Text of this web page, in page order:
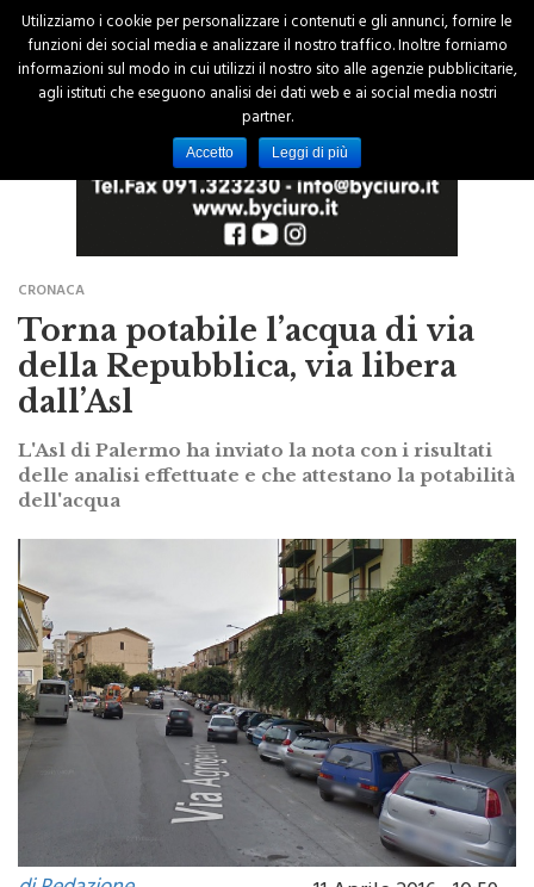
CRONACA
Torna potabile l’acqua di via
della Repubblica, via libera
dall’Asl
L'Asl di Palermo ha inviato la nota con i risultati
delle analisi effettuate e che attestano la potabilità
dell'acqua
di Redazione
11 Aprile 2016 - 10:59
Utilizziamo i cookie per personalizzare i contenuti e gli annunci, fornire le
funzioni dei social media e analizzare il nostro traffico. Inoltre forniamo
informazioni sul modo in cui utilizzi il nostro sito alle agenzie pubblicitarie,
agli istituti che eseguono analisi dei dati web e ai social media nostri
partner.
Accetto Leggi di più